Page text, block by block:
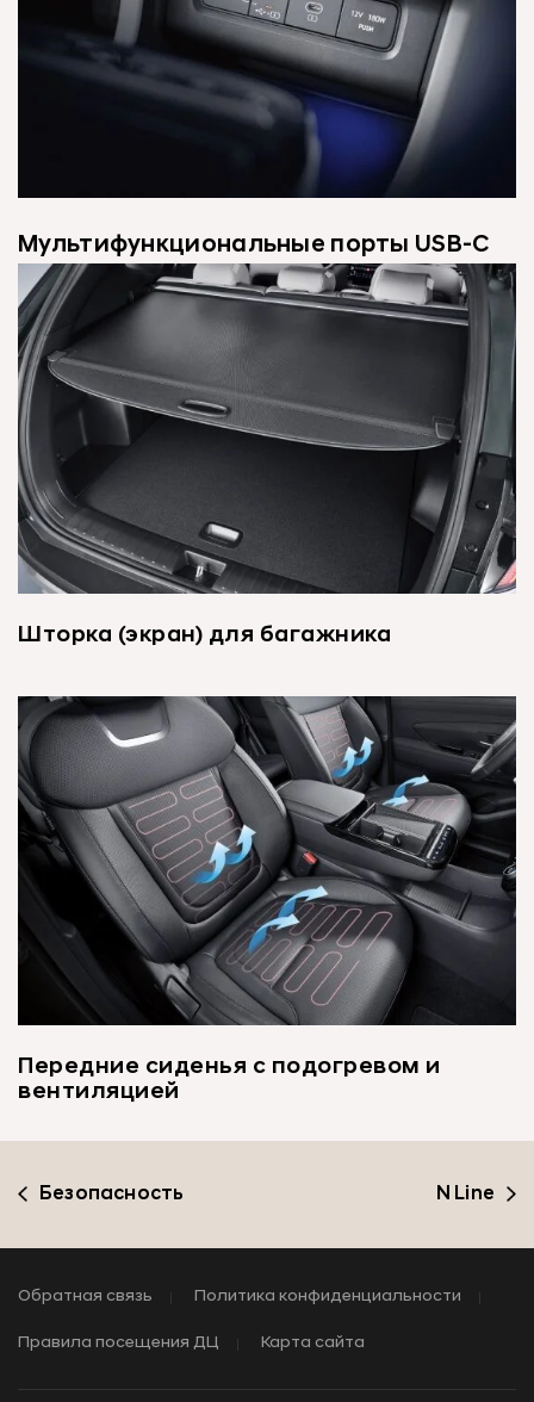
Мультифункциональные порты USB-C
Шторка (экран) для багажника
Передние сиденья с подогревом и
вентиляцией
Безопасность N Line
Обратная связь Политика конфиденциальности
Правила посещения ДЦ Карта сайта